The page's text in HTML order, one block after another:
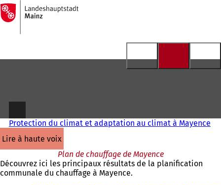
Accéder au contenu
Vers
la
page
d'accueil
Protection du climat et adaptation au climat à Mayence
lire à haute voix
Plan de chauffage de Mayence
Découvrez ici les principaux résultats de la planification
communale du chauffage à Mayence.